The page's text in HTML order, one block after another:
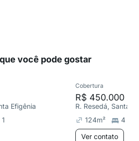
você pode gostar
Efigênia
1
Cobertura
R$ 450.000
R. Resedá, Santa
124m²
4
Ver contato